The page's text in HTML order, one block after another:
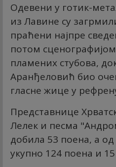
Одевени у готик-
из Лавине су
праћени најпре
потом
пламених стубова,
Аранђеловић био
гласне жице у
Представнице
Лелек и песма
добила 53 поена, а од
укупно 124 поена и